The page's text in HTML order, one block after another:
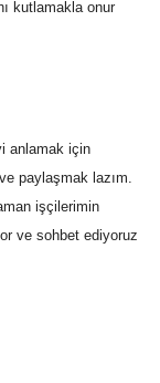
kutlamakla onur
anlamak için
paylaşmak lazım.
işçilerimin
ve sohbet ediyoruz